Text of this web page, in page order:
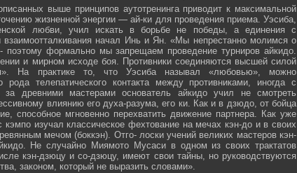
выше принципов аутотренинга приводит к максимальной
жизненной энергии — ай-ки для проведения приема. Уэсиба,
любви, учил искать в борьбе не победы, а единения с
взаимоотталкивания начал Инь и Ян. «Мы непрестанно молимся о
формально мы запрещаем проведение турниров айкидо.
и мирном исходе боя. Противники соединяются высшей силой
На практике то, что Уэсиба называл «любовью», можно
рода телепатического контакта между противниками, иногда с
древними мастерами основатель айкидо учил не смотреть
влиянию его духа-разума, его ки. Как и в дзюдо, от бойца
способное мгновенно перехватить движение партнера. Как уже
изучал классическое фехтование на мечах кэн-до и в своих
мечом (боккэн). Отго- лоски учений великих мастеров кэн-
Не случайно Миямото Мусаси в одном из своих трактатов
кэн-дзюцу и со-дзюцу, имеют свои тайны, но руководствуются
законом, который не выразить словами».